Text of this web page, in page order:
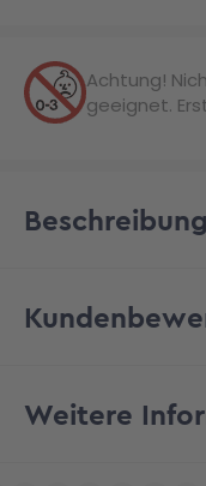
Achtung!
geeignet.
Beschreibung
Weitere